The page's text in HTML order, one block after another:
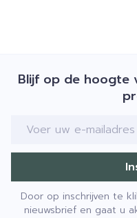
Bij onvakkundig
aangebrachte
Blijf op de hoogte
E-mail adres
Door op inschrijven te
nieuwsbrief en gaat u